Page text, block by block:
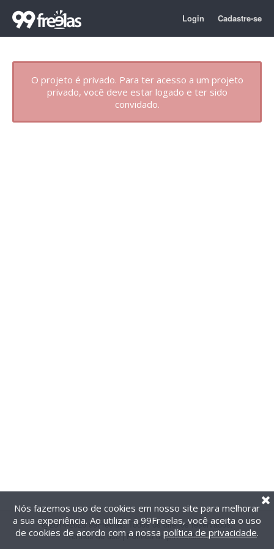
Login Cadastre-se
O projeto é privado. Para ter acesso a um projeto
privado, você deve estar logado e ter sido
convidado.
@2014-2026 99Freelas. Todos os direitos reservados.
Termos de uso| Política de privacidade
Nós fazemos uso de cookies em nosso site para melhorar
a sua experiência. Ao utilizar a 99Freelas, você aceita o uso
de cookies de acordo com a nossa política de privacidade.